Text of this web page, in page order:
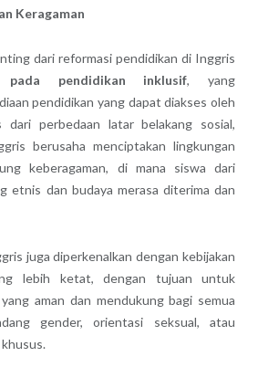
Keragaman
dari reformasi pendidikan di Inggris
pada pendidikan inklusif, yang
pendidikan yang dapat diakses oleh
dari perbedaan latar belakang sosial,
berusaha menciptakan lingkungan
keberagaman, di mana siswa dari
etnis dan budaya merasa diterima dan
juga diperkenalkan dengan kebijakan
lebih ketat, dengan tujuan untuk
aman dan mendukung bagi semua
gender, orientasi seksual, atau